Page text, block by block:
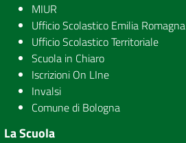
MIUR
Ufficio Scolastico Emilia Romagna
Ufficio Scolastico Territoriale
Scuola in Chiaro
Iscrizioni On LIne
Invalsi
Comune di Bologna
La Scuola